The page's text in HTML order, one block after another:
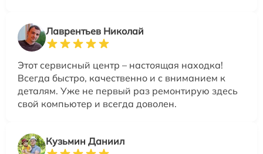
Лаврентьев Николай
Этот сервисный центр – настоящая находка!
Всегда быстро, качественно и с вниманием к
деталям. Уже не первый раз ремонтирую здесь
свой компьютер и всегда доволен.
Кузьмин Даниил